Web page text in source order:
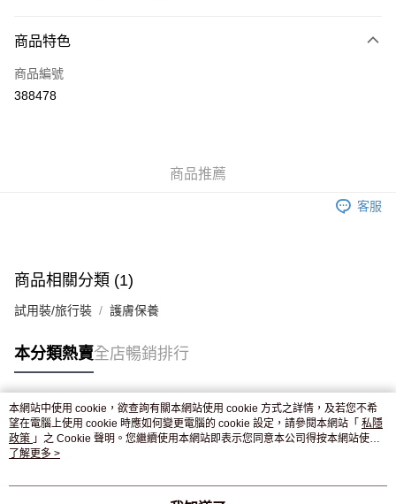
信用卡
Apple Pay
付款後門市自取，訂單確認後2-4個工作天到店，7天內取。逾期後
商品特色
商品編號
388478
商品推薦
客服
商品相關分類 (1)
試用裝/旅行裝 護膚保養
本分類熱賣全店暢銷排行
熱門標籤
熱銷排行
本網站中使用 cookie，欲查詢有關本網站使用 cookie 方式之詳情，及若您不希
望在電腦上使用 cookie 時應如何變更電腦的 cookie 設定，請參閱本網站「 私隱
政策 」之 Cookie 聲明。您繼續使用本網站即表示您同意本公司得按本網站使用
條款之 Cookie 聲明使用 cookie。
了解更多 >